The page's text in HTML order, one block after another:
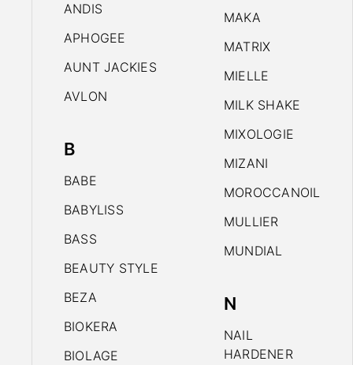
ANDIS
APHOGEE
AUNT JACKIES
AVLON
B
BABE
BABYLISS
BASS
BEAUTY STYLE
BEZA
BIOKERA
BIOLAGE
MAKA
MATRIX
MIELLE
MILK SHAKE
MIXOLOGIE
MIZANI
MOROCCANOIL
MULLIER
MUNDIAL
N
NAIL
HARDENER